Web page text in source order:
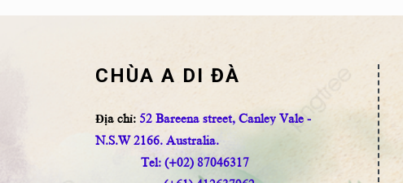
CHÙA A DI ĐÀ
Địa chỉ: 52 Bareena street, Canley Vale -
N.S.W 2166. Australia.
Tel: (+02) 87046317